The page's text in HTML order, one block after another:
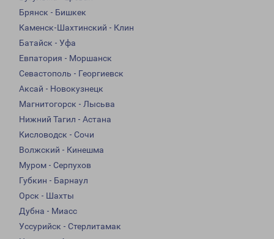
Брянск - Бишкек
Каменск-Шахтинский - Клин
Батайск - Уфа
Евпатория - Моршанск
Севастополь - Георгиевск
Аксай - Новокузнецк
Магнитогорск - Лысьва
Нижний Тагил - Астана
Кисловодск - Сочи
Волжский - Кинешма
Муром - Серпухов
Губкин - Барнаул
Орск - Шахты
Дубна - Миасс
Уссурийск - Стерлитамак